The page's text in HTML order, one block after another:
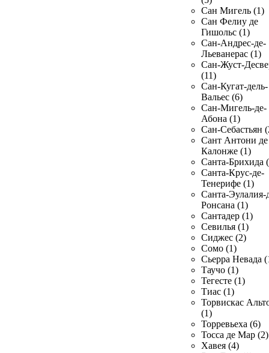
Сан Мигель (1)
Сан Фелиу де
Гишольс (1)
Сан-Андрес-де-
Льеванерас (1)
Сан-Жуст-
(11)
Сан-Кугат-дель-
Вальес (6)
Сан-Мигель-де-
Абона (1)
Сан-Себастьян
Сант Антони де
Калонже (1)
Санта-Брихида
Санта-Крус-де-
Тенерифе (1)
Санта-Эулалия-
Ронсана (1)
Сантадер (1)
Севилья (1)
Сиджес (2)
Сомо (1)
Сьерра Невада
Таучо (1)
Тегесте (1)
Тиас (1)
Торвискас
(1)
Торревьеха (6)
Тосса де Мар (2)
Хавея (4)